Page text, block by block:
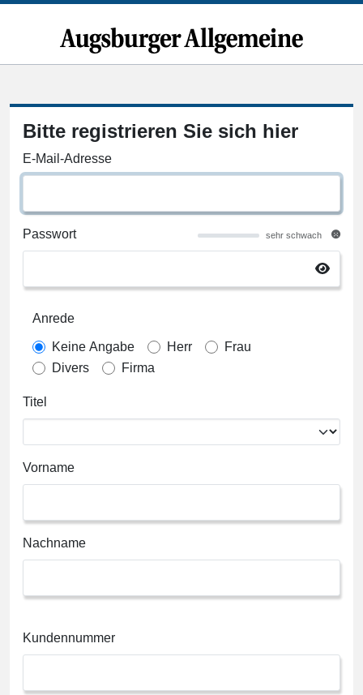
Bitte registrieren Sie sich hier
E-Mail-Adresse
Passwort sehr schwach
Anrede
Keine Angabe Herr
Frau
Divers
Firma
Titel
Vorname
Nachname
Kundennummer